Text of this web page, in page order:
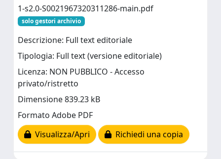
1-s2.0-S0021967320311286-main.pdf
solo gestori archivio
Descrizione: Full text editoriale
Tipologia: Full text (versione editoriale)
Licenza: NON PUBBLICO - Accesso
privato/ristretto
Dimensione 839.23 kB
Formato Adobe PDF
Visualizza/Apri
Richiedi una copia